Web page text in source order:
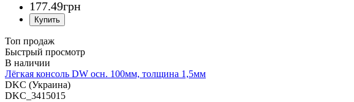
177.49грн
Топ продаж
Быстрый просмотр
Лёгкая консоль DW осн. 100мм, толщина 1,5мм
DKC (Украина)
DKC_3415015